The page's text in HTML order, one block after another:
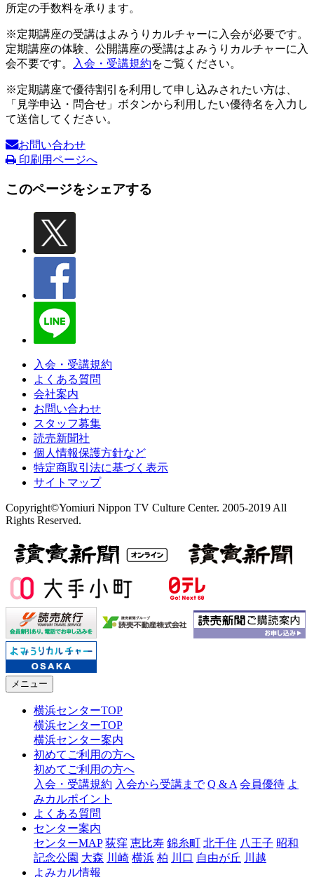
所定の手数料を承ります。
※定期講座の受講はよみうりカルチャーに入会が必要です。
定期講座の体験、公開講座の受講はよみうりカルチャーに入
会不要です。
入会・受講規約をご覧ください。
※定期講座で優待割引を利用して申し込みされたい方は、
「見学申込・問合せ」ボタンから利用したい優待名を入力し
て送信してください。
お問い合わせ
印刷用ページへ
このページをシェアする
入会・受講規約
よくある質問
会社案内
お問い合わせ
スタッフ募集
読売新聞社
個人情報保護方針など
特定商取引法に基づく表示
サイトマップ
Copyright©Yomiuri Nippon TV Culture Center. 2005-2019 All
Rights Reserved.
メニュー
横浜センターTOP
横浜センターTOP
横浜センター案内
初めてご利用の方へ
初めてご利用の方へ
入会・受講規約 入会から受講まで Q & A 会員優待 よ
みカルポイント
よくある質問
センター案内
センターMAP 荻窪 恵比寿 錦糸町 北千住 八王子 昭和
記念公園 大森 川崎 横浜 柏 川口 自由が丘 川越
よみカル情報